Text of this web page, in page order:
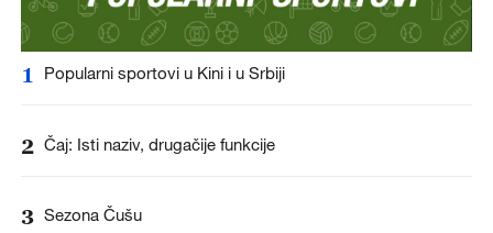
1 Popularni sportovi u Kini i u Srbiji
2 Čaj: Isti naziv, drugačije funkcije
3 Sezona Čušu